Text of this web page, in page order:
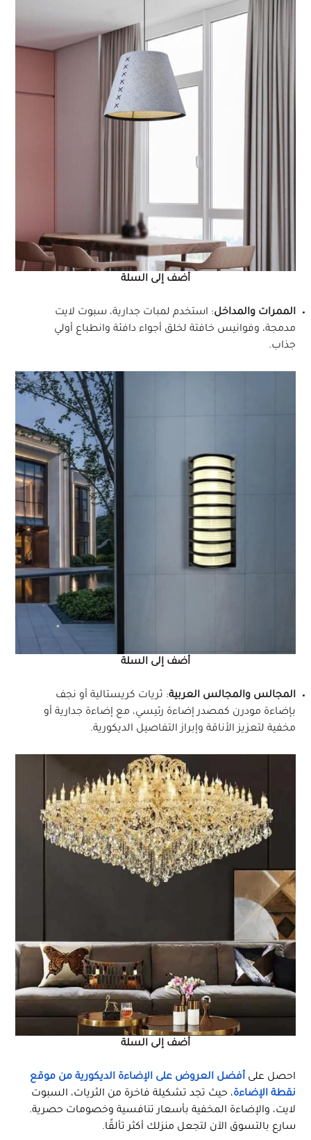
أضف إلى السلة
الممرات والمداخل: استخدم لمبات جدارية، سبوت لايت
مدمجة، وفوانيس خافتة لخلق أجواء دافئة وانطباع أولي
جذاب.
أضف إلى السلة
المجالس والمجالس العربية: ثريات كريستالية أو نجف
بإضاءة مودرن كمصدر إضاءة رئيسي، مع إضاءة جدارية أو
مخفية لتعزيز الأناقة وإبراز التفاصيل الديكورية.
أضف إلى السلة
احصل على أفضل العروض على الإضاءة الديكورية من موقع
نقطة الإضاءة، حيث تجد تشكيلة فاخرة من الثريات، السبوت
لايت، والإضاءة المخفية بأسعار تنافسية وخصومات حصرية.
سارع بالتسوق الآن لتجعل منزلك أكثر تألقًا.